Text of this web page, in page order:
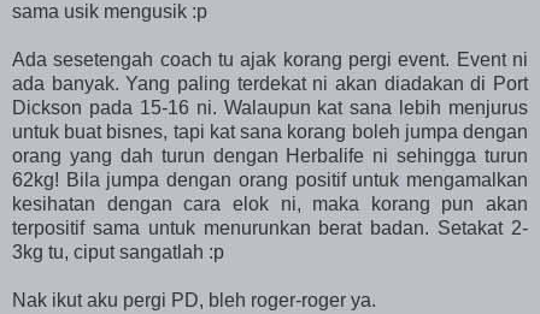
sama usik mengusik :p
Ada sesetengah coach tu ajak korang pergi event. Event ni
ada banyak. Yang paling terdekat ni akan diadakan di Port
Dickson pada 15-16 ni. Walaupun kat sana lebih menjurus
untuk buat bisnes, tapi kat sana korang boleh jumpa dengan
orang yang dah turun dengan Herbalife ni sehingga turun
62kg! Bila jumpa dengan orang positif untuk mengamalkan
kesihatan dengan cara elok ni, maka korang pun akan
terpositif sama untuk menurunkan berat badan. Setakat 2-
3kg tu, ciput sangatlah :p
Nak ikut aku pergi PD, bleh roger-roger ya.